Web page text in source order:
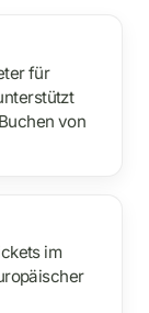
für
von
im